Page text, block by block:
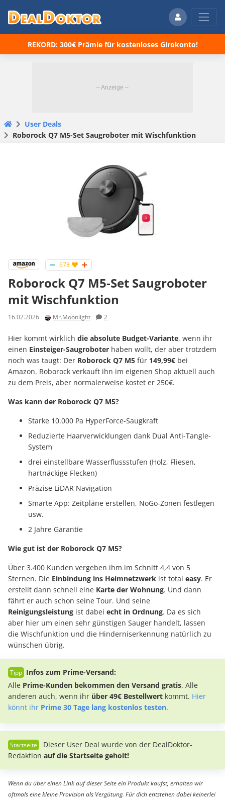
REKORD: 300€ Prämie für kostenloses Girokonto!
User Deals
Roborock Q7 M5-Set Saugroboter mit Wischfunktion
678
Roborock Q7 M5-Set Saugroboter
mit Wischfunktion
16.02.2026 Mr.Moonlight 2
Hier kommt wirklich die absolute Budget-Variante, wenn ihr
einen Einsteiger-Saugroboter haben wollt, der aber trotzdem
noch was taugt: Der Roborock Q7 M5 für 149,99€ bei
Amazon. Roborock verkauft ihn im eigenen Shop aktuell auch
zu dem Preis, aber normalerweise kostet er 250€.
Was kann der Roborock Q7 M5?
Starke 10.000 Pa HyperForce-Saugkraft
Reduzierte Haarverwicklungen dank Dual Anti-Tangle-
System
drei einstellbare Wasserflussstufen (Holz, Fliesen,
hartnäckige Flecken)
Präzise LiDAR Navigation
Smarte App: Zeitpläne erstellen, NoGo-Zonen festlegen
usw.
2 Jahre Garantie
Wie gut ist der Roborock Q7 M5?
Über 3.400 Kunden vergeben ihm im Schnitt 4,4 von 5
Sternen. Die Einbindung ins Heimnetzwerk ist total easy. Er
erstellt dann schnell eine Karte der Wohnung. Und dann
fährt er auch schon seine Tour. Und seine
Reinigungsleistung ist dabei echt in Ordnung. Da es sich
aber hier um einen sehr günstigen Sauger handelt, lassen
die Wischfunktion und die Hinderniserkennung natürlich zu
wünschen übrig.
Infos zum Prime-Versand:
Alle Prime-Kunden bekommen den Versand gratis. Alle
anderen auch, wenn ihr über 49€ Bestellwert kommt. Hier
könnt ihr Prime 30 Tage lang kostenlos testen.
Dieser User Deal wurde von der DealDoktor-
Redaktion auf die Startseite geholt!
Wenn du über einen Link auf dieser Seite ein Produkt kaufst, erhalten wir
oftmals eine kleine Provision als Vergütung. Für dich entstehen dabei keinerlei